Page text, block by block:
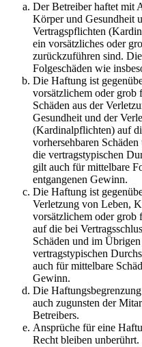
Der Betreiber haftet mit
Körper und Gesundheit
Vertragspflichten
ein vorsätzliches oder
zurückzuführen sind.
Folgeschäden wie
Die Haftung ist
vorsätzlichem oder grob
Schäden aus der
Gesundheit und der
(Kardinalpflichten) auf
vorhersehbaren
die vertragstypischen
gilt auch für mittelbare
entgangenen Gewinn.
Die Haftung ist
Verletzung von Leben,
vorsätzlichem oder grob
auf die bei
Schäden und im
vertragstypischen
auch für mittelbare
Gewinn.
Die
auch zugunsten der
Betreibers.
Ansprüche für eine
Recht bleiben unberührt.